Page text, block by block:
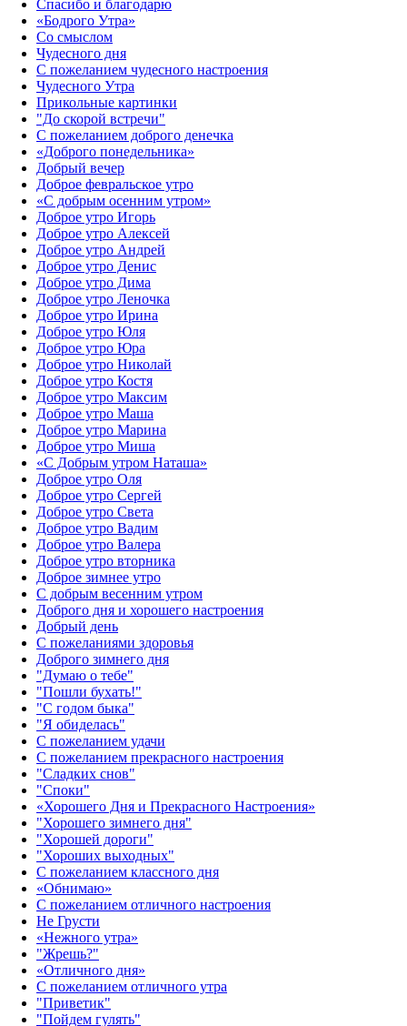
Спасибо и благодарю
«‎Бодрого Утра»‎
Со смыслом
Чудесного дня
С пожеланием чудесного настроения
Чудесного Утра
Прикольные картинки
"До скорой встречи"
С пожеланием доброго денечка
«Доброго понедельника»‎
Добрый вечер
Доброе февральское утро
«С добрым осенним утром»‎
Доброе утро Игорь
Доброе утро Алексей
Доброе утро Андрей
Доброе утро Денис
Доброе утро Дима
Доброе утро Леночка
Доброе утро Ирина
Доброе утро Юля
Доброе утро Юра
Доброе утро Николай
Доброе утро Костя
Доброе утро Максим
Доброе утро Маша
Доброе утро Марина
Доброе утро Миша
«С Добрым утром Наташа»
Доброе утро Оля
Доброе утро Сергей
Доброе утро Света
Доброе утро Вадим
Доброе утро Валера
Доброе утро вторника
Доброе зимнее утро
С добрым весенним утром
Доброго дня и хорошего настроения
Добрый день
С пожеланиями здоровья
Доброго зимнего дня
"Думаю о тебе"
"Пошли бухать!"
"С годом быка"
"Я обиделась"
С пожеланием удачи
С пожеланием прекрасного настроения
"Сладких снов"
"Споки"
«Хорошего Дня и Прекрасного Настроения»
"Хорошего зимнего дня"
"Хорошей дороги"
"Хороших выходных"
С пожеланием классного дня
«Обнимаю»
С пожеланием отличного настроения
Не Грусти
«Нежного утра»‎
"Жрешь?"
«Отличного дня»‎
С пожеланием отличного утра
"Приветик"
"Пойдем гулять"